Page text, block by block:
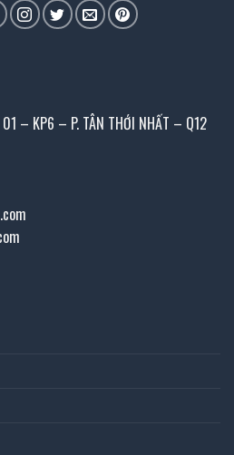
– KP6 – P. TÂN THỚI NHẤT – Q12